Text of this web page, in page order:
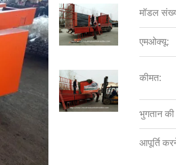
मॉडल
एमओक्यू:
कीमत:
भुगतान की
आपूर्ति